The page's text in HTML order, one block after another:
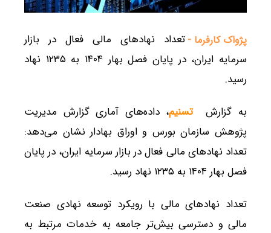
پژواک کارفرما - تعداد نهادهای مالی فعال در بازار
سرمایه ایران، در پایان فصل بهار ۱۴۰۴ به ۱۲۳۵ نهاد
رسید.
به گزارش
تسنیم، داده‌های آماری گزارش مدیریت
پژوهش سازمان بورس و اوراق بهادار نشان می‌دهد:
تعداد نهادهای مالی فعال در بازار سرمایه ایران، در پایان
فصل بهار ۱۴۰۴ به ۱۲۳۵ نهاد رسید.
تعداد نهادهای مالی با رویکرد توسعه نهادی صنعت
مالی و دسترسی بیش‌تر جامعه به خدمات مرتبط به